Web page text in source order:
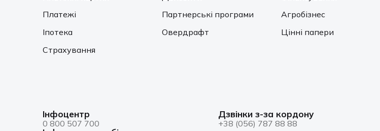
Платежі
Іпотека
Страхування
Партнерські програми
Овердрафт
Агробізнес
Цінні папери
Інфоцентр
0 800 507 700
Дзвінки з-за кордону
+38 (056) 787 88 88